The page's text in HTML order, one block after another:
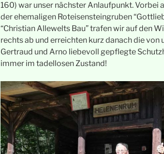
160) war unser nächster Anlaufpunkt. Vorbei
der ehemaligen Roteisensteingruben
“Christian Allewelts Bau” trafen wir auf den
rechts ab und erreichten kurz danach die von
Gertraud und Arno liebevoll gepflegte
immer im tadellosen Zustand!